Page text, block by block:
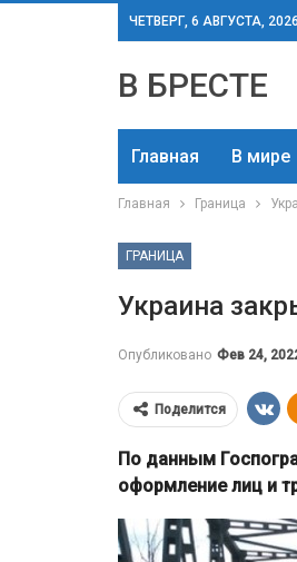
ЧЕТВЕРГ, 6 АВГУСТА, 2026
В БРЕСТЕ
Главная В мире
Главная Граница
ГРАНИЦА
Украина
Опубликовано Фев 24,
Поделится
По данным
оформление лиц и